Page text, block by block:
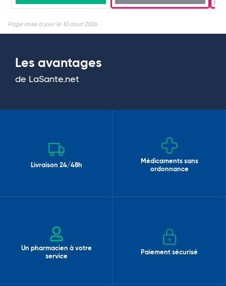
Page mise à jour le 10 aout 2026
Les avantages
de LaSante.net
Livraison 24/48h
Médicaments sans
ordonnance
Un pharmacien à votre
service
Paiement sécurisé